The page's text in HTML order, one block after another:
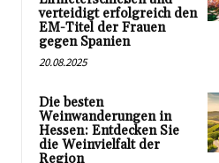
verteidigt erfolgreich den
EM-Titel der Frauen
gegen Spanien
20.08.2025
Die besten
Weinwanderungen in
Hessen: Entdecken Sie
die Weinvielfalt der
Region